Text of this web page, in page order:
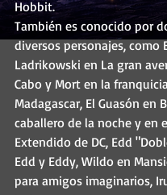
Hobbit.
También es conocido por
diversos personajes, como
Ladrikowski en La gran
Cabo y Mort en la
Madagascar, El Guasón en
caballero de la noche y en
Extendido de DC, Edd
Edd y Eddy, Wildo en
para amigos imaginarios,